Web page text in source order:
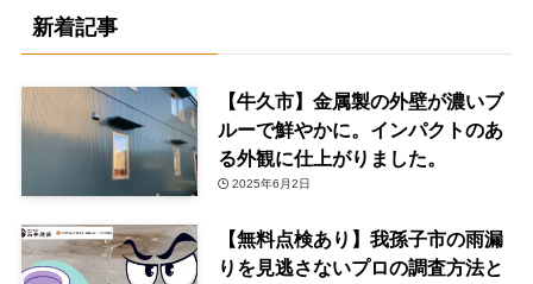
新着記事
【牛久市】金属製の外壁が濃いブ
ルーで鮮やかに。インパクトのあ
る外観に仕上がりました。
2025年6月2日
【無料点検あり】我孫子市の雨漏
りを見逃さないプロの調査方法と